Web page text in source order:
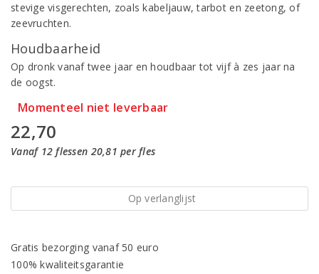
stevige visgerechten, zoals kabeljauw, tarbot en zeetong, of
zeevruchten.
Houdbaarheid
Op dronk vanaf twee jaar en houdbaar tot vijf à zes jaar na
de oogst.
Momenteel niet leverbaar
22,70
Vanaf 12 flessen 20,81 per fles
Op verlanglijst
Gratis bezorging vanaf 50 euro
100% kwaliteitsgarantie